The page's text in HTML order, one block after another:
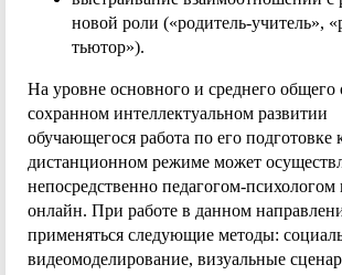
новой роли («родитель-учитель»,
тьютор»).
На уровне основного и среднего общего
сохранном интеллектуальном развитии
обучающегося работа по его подготовке
дистанционном режиме может
непосредственно педагогом-
онлайн. При работе в данном
применяться следующие методы:
видеомоделирование, визуальные